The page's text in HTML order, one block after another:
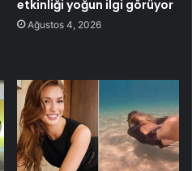
etkinliği yoğun ilgi görüyor
Ağustos 4, 2026